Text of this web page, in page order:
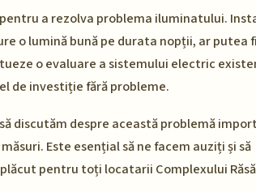
a rezolva problema iluminatului.
o lumină bună pe durata nopții, ar putea
o evaluare a sistemului electric
de investiție fără probleme.
discutăm despre această problemă
Este esențial să ne facem auziți și să
pentru toți locatarii Complexului